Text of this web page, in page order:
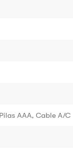
AAA, Cable A/C